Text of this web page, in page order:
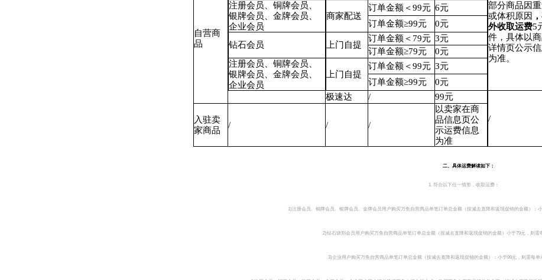
自营商
品
部分商品因
或体积原因
外收取运费5
件，具体以
详情页公示信
为准。
注册会员、铜牌会员、
银牌会员、金牌会员、
企业会员
商家配送
订单金额＜99元 6元
订单金额≥99元
0元
钻石会员 上门自提
订单金额＜79元 3元
订单金额≥79元
0元
注册会员、铜牌会员、
银牌会员、金牌会员、
企业会员
上门自提
订单金额＜99元 3元
订单金额≥99元
0元
极速达
/ 99元
/
入驻卖
家商品
/ / /
以卖家在商
品信息页公
示运费信息
为准
二、具体运费解读如下：
1. 符合以下任一情形，收取运费：
1)注册会员、铜牌会员、银牌会员、金牌会员用户购买万鱼自营商品单笔订单总金额（按减去直降和返现促销的金额）：
2)钻石级别会员用户购买万鱼自营商品单笔订单总金额（按减去直降和返现促销的金额）小于79元，则需
3)企业用户购买万鱼自营商品单笔订单总金额（按减去直降和返现促销的金额）：小于99元，则需每单